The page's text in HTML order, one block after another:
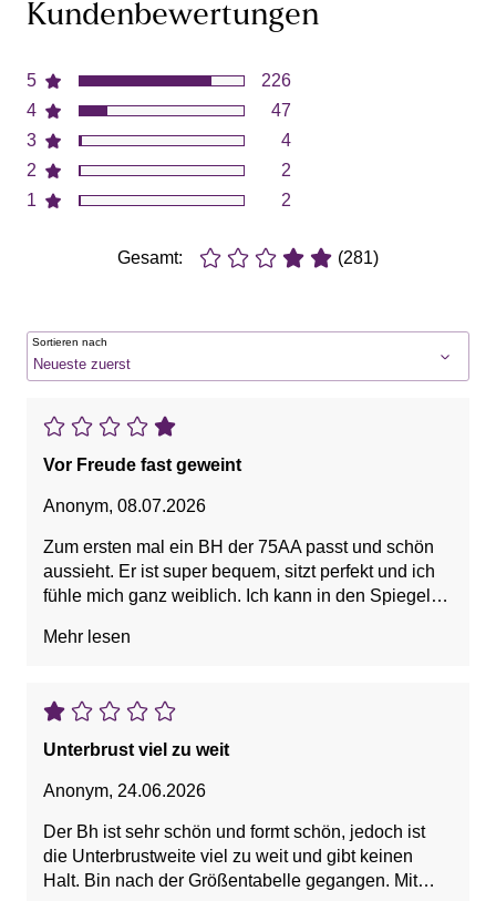
Kundenbewertungen
5
4
3
2
1
226
47
4
2
2
Gesamt: (281)
Sortieren nach
Vor Freude fast geweint
Anonym, 08.07.2026
Zum ersten mal ein BH der 75AA passt und schön
aussieht. Er ist super bequem, sitzt perfekt und ich
fühle mich ganz weiblich. Ich kann in den Spiegel
aus!
Mehr lesen
Unterbrust viel zu weit
Anonym, 24.06.2026
Der Bh ist sehr schön und formt schön, jedoch ist
die Unterbrustweite viel zu weit und gibt keinen
Halt. Bin nach der Größentabelle gegangen. Mit